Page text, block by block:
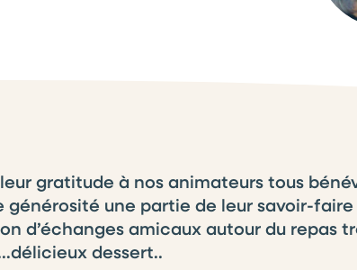
gratitude à nos animateurs tous
une partie de leur savoir-faire
d’échanges amicaux autour du repas
dessert..